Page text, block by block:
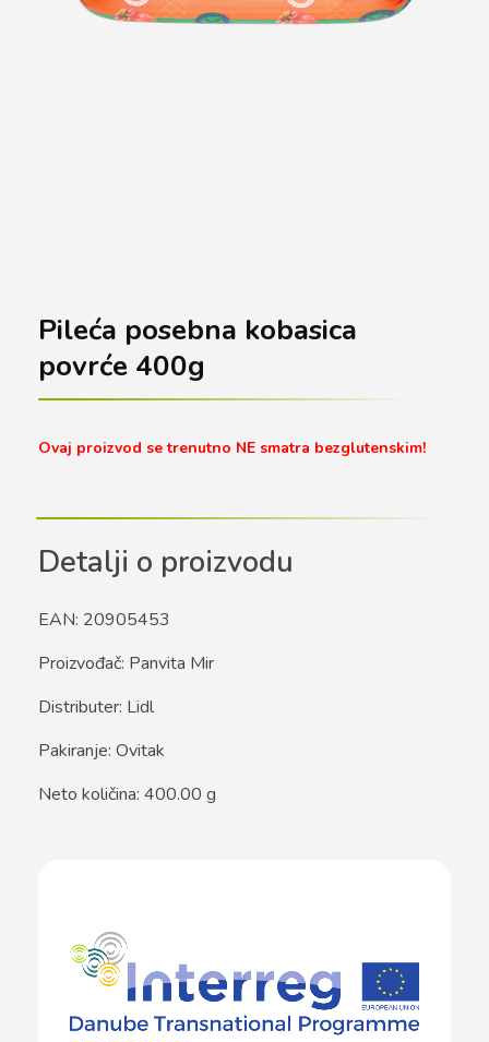
Pileća posebna kobasica
povrće 400g
Ovaj proizvod se trenutno NE smatra bezglutenskim!
Detalji o proizvodu
EAN: 20905453
Proizvođač: Panvita Mir
Distributer: Lidl
Pakiranje: Ovitak
Neto količina: 400.00 g